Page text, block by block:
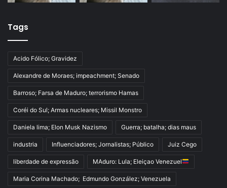
Tags
Acido Fólico; Gravidez
Alexandre de Moraes; impeachment; Senado
Barroso; Farsa de Maduro; terrorismo Hamas
Coréi do Sul; Armas nucleares; Missil Monstro
Daniela lima; Elon Musk Nazismo Guerra; batalha; dias maus
industria Influenciadores; Jornalistas; Público Juiz Cego
liberdade de expressão MAduro: Lula; Eleiçao Venezuel
Maria Corina Machado; Edmundo González; Venezuela